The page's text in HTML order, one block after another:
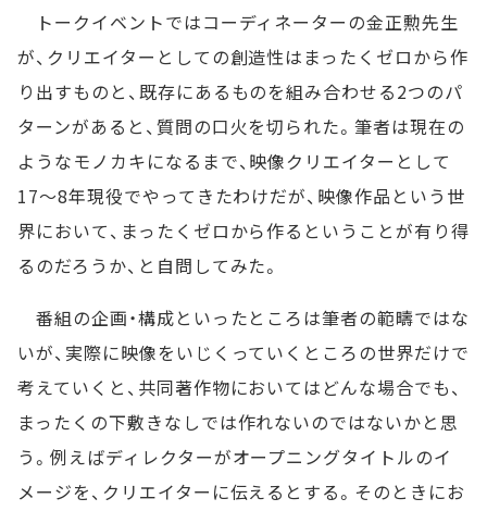
トークイベントではコーディネーターの金正勲先生
が、クリエイターとしての創造性はまったくゼロから作
り出すものと、既存にあるものを組み合わせる2つのパ
ターンがあると、質問の口火を切られた。筆者は現在の
ようなモノカキになるまで、映像クリエイターとして
17～8年現役でやってきたわけだが、映像作品という世
界において、まったくゼロから作るということが有り得
るのだろうか、と自問してみた。
番組の企画・構成といったところは筆者の範疇ではな
いが、実際に映像をいじくっていくところの世界だけで
考えていくと、共同著作物においてはどんな場合でも、
まったくの下敷きなしでは作れないのではないかと思
う。例えばディレクターがオープニングタイトルのイ
メージを、クリエイターに伝えるとする。そのときにお